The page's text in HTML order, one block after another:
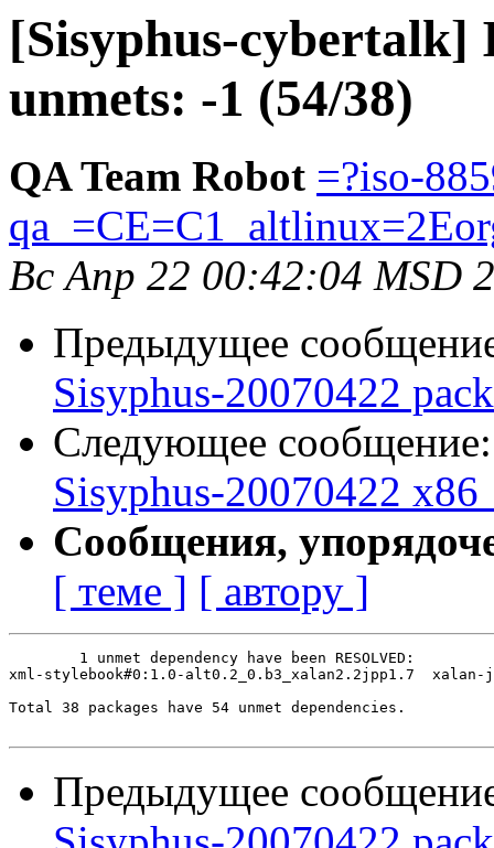
[Sisyphus-cybertalk]
unmets: -1 (54/38)
QA Team Robot =?iso-
Вс Апр 22 00:42:04 MSD
Предыдущее
Sisyphus-20070422
Следующее
Sisyphus-20070422
Сообщения,
[ теме ] [ автору ]
xml-stylebook#0:1.0-alt0.2_0.b3_xalan2.2jpp1.7	xalan-j2
Total 38 packages have 54 unmet dependencies.
Предыдущее